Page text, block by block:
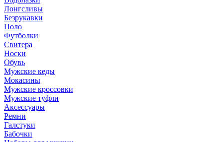
Лонгсливы
Безрукавки
Поло
Футболки
Свитера
Носки
Обувь
Мужские кеды
Мокасины
Мужские кроссовки
Мужские туфли
Аксессуары
Ремни
Галстуки
Бабочки